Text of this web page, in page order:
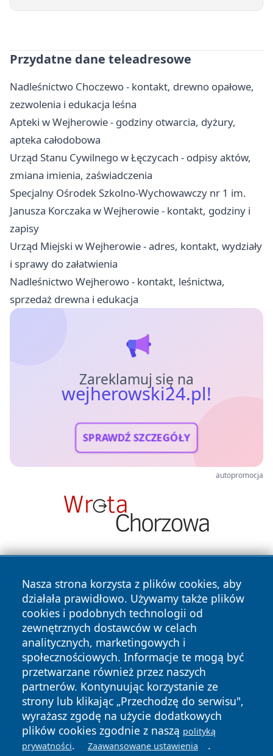
Przydatne dane teleadresowe
Nadleśnictwo Choczewo - kontakt, drewno opałowe,
zezwolenia i edukacja leśna
Apteki w Wejherowie - godziny otwarcia, dyżury,
apteka całodobowa
Urząd Stanu Cywilnego w Łęczycach - odpisy aktów,
zmiana imienia, zaświadczenia
Specjalny Ośrodek Szkolno-Wychowawczy nr 1 im.
Janusza Korczaka w Wejherowie - kontakt, godziny i
zapisy
Urząd Miejski w Wejherowie - adres, kontakt, wydziały
i sprawy do załatwienia
Nadleśnictwo Wejherowo - kontakt, leśnictwa,
sprzedaż drewna i edukacja
Zareklamuj się na
wejherowski24.pl!
SPRAWDŹ SZCZEGÓŁY
autopromocja
Nasza strona korzysta z plików cookies, aby
działała prawidłowo. Używamy także plików
cookies i podobnych technologii od
zewnętrznych dostawców w celach
analitycznych, marketingowych i
społecznościowych. Informacje te mogą być
przetwarzane również przez naszych
partnerów. Kontynuując korzystanie ze
strony lub klikając „Przechodzę do serwisu",
wyrażasz zgodę na użycie dodatkowych
plików cookies zgodnie z naszą polityką
prywatności. Zaawansowane ustawienia .
Copyright © 2026 wejherowski24.pl Wszystkie prawa
zastrzeżone.
News Autorzy
Polityka
Prywatności
Polityka
Cookies